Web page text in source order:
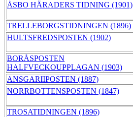
ÅSBO HÄRADERS TIDNING (1901)
TRELLEBORGSTIDNINGEN (1896)
HULTSFREDSPOSTEN (1902)
BORÅSPOSTEN
HALFVECKOUPPLAGAN (1903)
ANSGARIIPOSTEN (1887)
NORRBOTTENSPOSTEN (1847)
TROSATIDNINGEN (1896)